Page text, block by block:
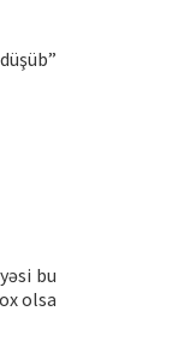
bu
olsa